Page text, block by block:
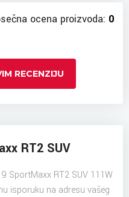
ocena proizvoda: 0
RECENZIJU
RT2 SUV
SportMaxx RT2 SUV 111W
isporuku na adresu vašeg